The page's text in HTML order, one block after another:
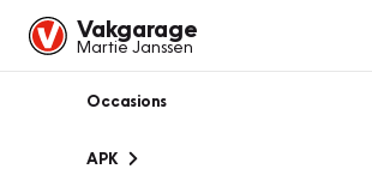
Vakgarage
Martie Janssen
Occasions
APK